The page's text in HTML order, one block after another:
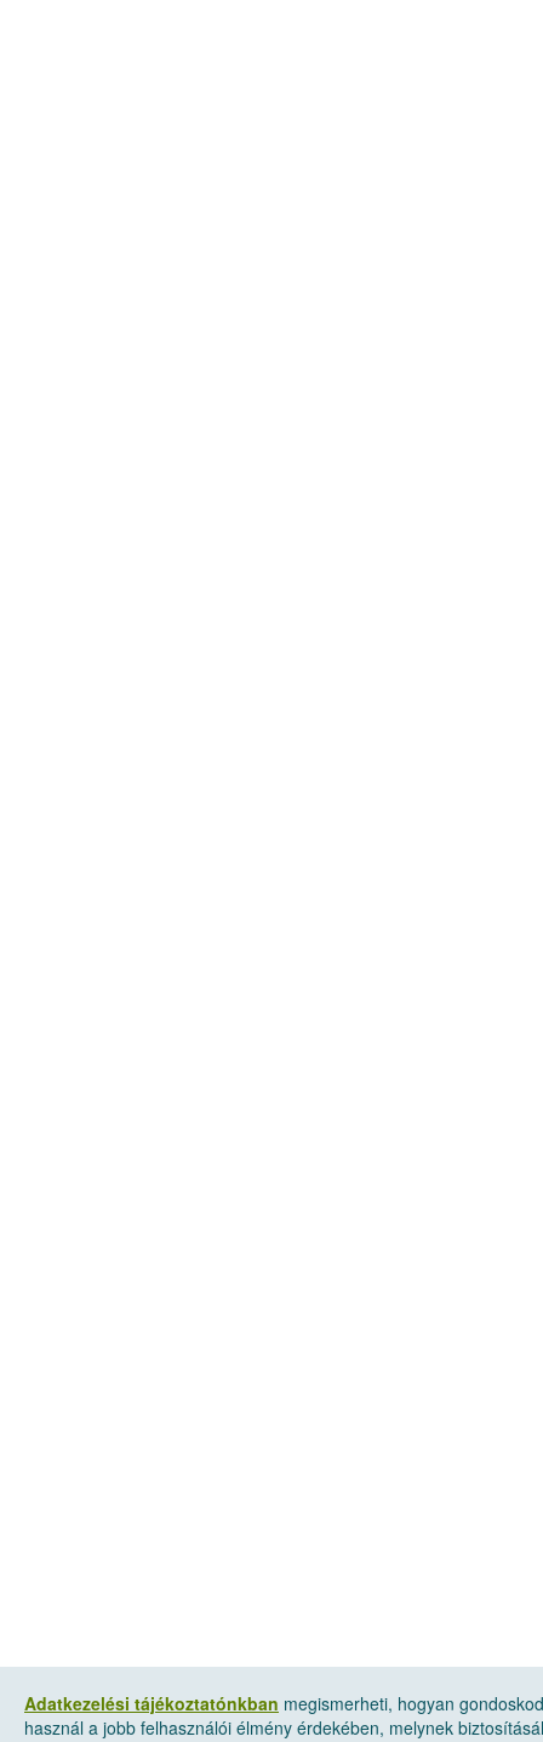
Adatkezelési tájékoztatónkban megismerheti, hogyan
használ a jobb felhasználói élmény érdekében, melynek